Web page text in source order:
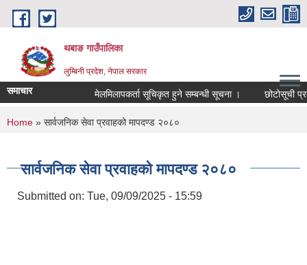
Skip to main content
थबाङ गाउँपालिका
लुम्बिनी प्रदेश, नेपाल सरकार
समाचार मेलमिलापकर्ता सूचिकृत हुने सम्बन्धी सूचना । छोटोसूची
You are here
Home » सार्वजनिक सेवा प्रवाहको मापदण्ड २०८०
सार्वजनिक सेवा प्रवाहको मापदण्ड २०८०
Submitted on: Tue, 09/09/2025 - 15:59